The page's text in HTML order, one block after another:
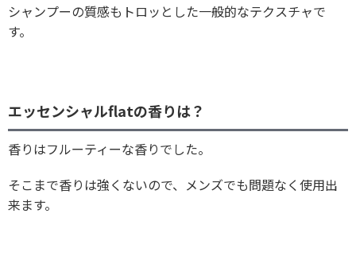
シャンプーの質感もトロッとした一般的なテクスチャで
す。
エッセンシャルflatの香りは？
香りはフルーティーな香りでした。
そこまで香りは強くないので、メンズでも問題なく使用出
来ます。